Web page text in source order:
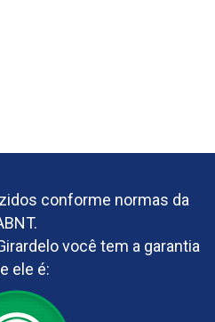
conforme normas da
você tem a garantia
ele é: